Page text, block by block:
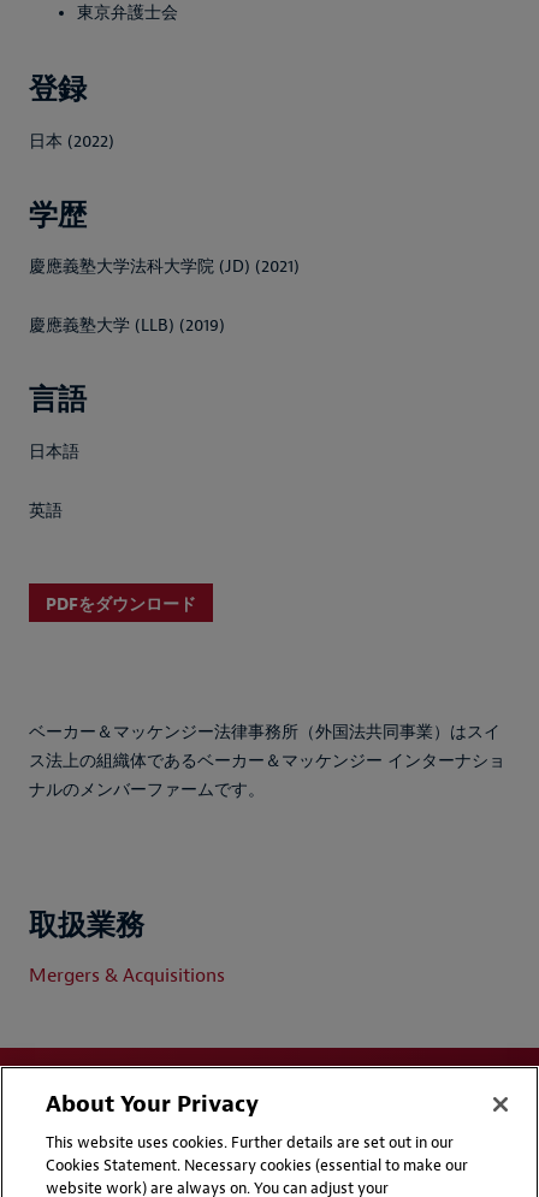
東京弁護士会
登録
日本 (2022)
学歴
慶應義塾大学法科大学院 (JD) (2021)
慶應義塾大学 (LLB) (2019)
言語
日本語
英語
PDFをダウンロード
ベーカー＆マッケンジー法律事務所（外国法共同事業）はスイ
ス法上の組織体であるベーカー＆マッケンジー インターナショ
ナルのメンバーファームです。
取扱業務
Mergers & Acquisitions
About Your Privacy
This website uses cookies. Further details are set out in our
Cookies Statement. Necessary cookies (essential to make our
website work) are always on. You can adjust your